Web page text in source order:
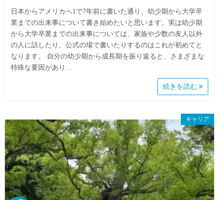
日本からアメリカへ1で7年前に書いた通り、幼少期から大学卒
業までの出来事について書き始めたいと思います。実は幼少期
から大学卒業までの出来事については、家族や少数の友人以外
の人に話したり、公式の場で書いたりするのはこれが初めてと
なります。 自分の幼少期から成長期を振り返ると、さまざまな
特殊な要因があり…
続きを読む
キャリア